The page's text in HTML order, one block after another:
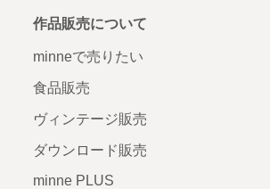
作品販売について
minneで売りたい
食品販売
ヴィンテージ販売
ダウンロード販売
minne PLUS